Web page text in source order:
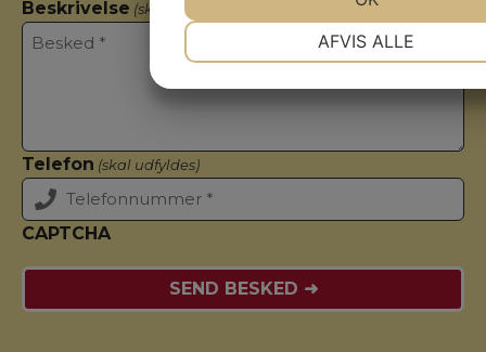
Beskrivelse (skal udfyldes)
Telefon (skal udfyldes)
CAPTCHA
AFVIS ALLE